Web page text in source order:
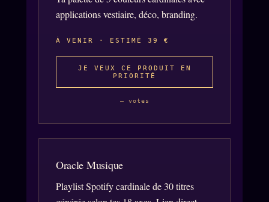
applications vestiaire, déco, branding.
À VENIR · ESTIMÉ 39 €
JE VEUX CE PRODUIT EN
PRIORITÉ
— votes
Oracle Musique
Playlist Spotify cardinale de 30 titres